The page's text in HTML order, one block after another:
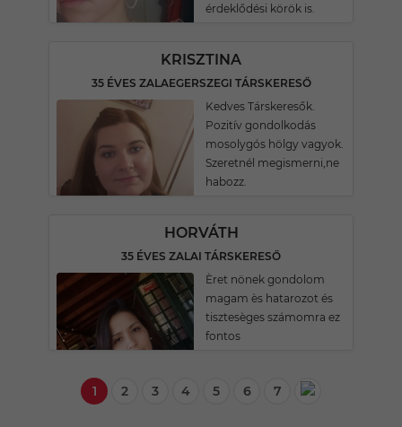
érdeklődési körök is.
KRISZTINA
35 ÉVES ZALAEGERSZEGI TÁRSKERESŐ
Kedves Társkeresők.
Pozitív gondolkodás
mosolygós hölgy vagyok.
Szeretnél megismerni,ne
habozz.
HORVÁTH
35 ÉVES ZALAI TÁRSKERESŐ
Èret nönek gondolom
magam ès hatarozot és
tisztesèges számomra ez
fontos
1 2 3 4 5 6 7